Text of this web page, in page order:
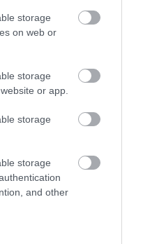
storage
on web or
storage
or app.
storage
storage
and other